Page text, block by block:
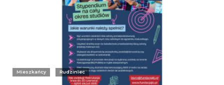
Mieszkańcy Rudziniec